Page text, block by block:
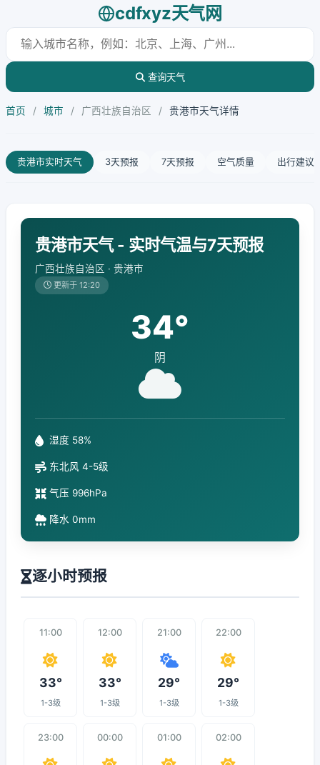
cdfxyz天气网
查询天气
首页 / 城市 / 广西壮族自治区 / 贵港市天气详情
贵港市实时天气 3天预报 7天预报 空气质量 出行建议
贵港市天气 - 实时气温与7天预报
广西壮族自治区 · 贵港市
更新于 12:20
34°
阴
湿度 58%
东北风 4-5级
气压 996hPa
降水 0mm
逐小时预报
11:00
33°
1-3级
12:00
33°
1-3级
21:00
29°
1-3级
22:00
29°
1-3级
23:00 00:00 01:00 02:00